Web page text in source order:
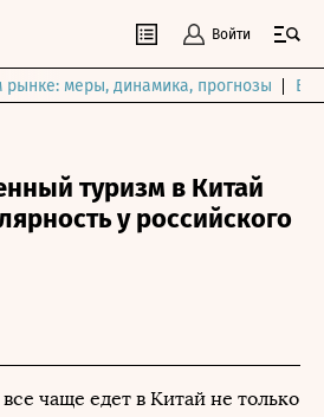
Войти
рынке: меры, динамика, прогнозы
туризм в Китай
у российского
чаще едет в Китай не только